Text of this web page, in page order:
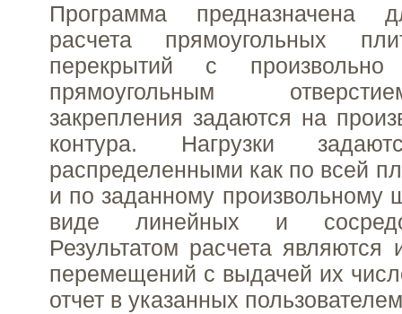
Программа предназначена
расчета прямоугольных
перекрытий с произвольно
прямоугольным
закрепления задаются на
контура. Нагрузки
распределенными как по всей
и по заданному произвольному
виде линейных и
Результатом расчета являются
перемещений с выдачей их
отчет в указанных